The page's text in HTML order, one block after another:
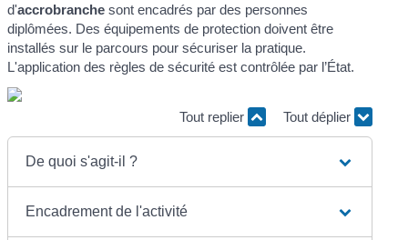
d'accrobranche sont encadrés par des personnes
diplômées. Des équipements de protection doivent être
installés sur le parcours pour sécuriser la pratique.
L'application des règles de sécurité est contrôlée par l’État.
Tout replier Tout déplier
De quoi s'agit-il ?
Encadrement de l'activité